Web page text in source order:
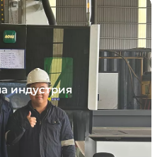
индустрия